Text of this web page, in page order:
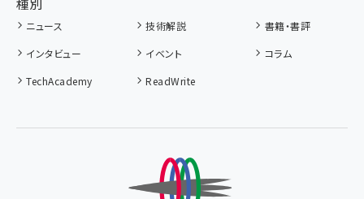
ニュース 技術解説
書籍・書評
インタビュー
イベント
コラム
TechAcademy
ReadWrite